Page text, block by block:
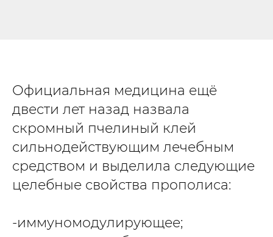
Официальная медицина ещё
двести лет назад назвала
скромный пчелиный клей
сильнодействующим лечебным
средством и выделила следующие
целебные свойства прополиса:
-иммуномодулирующее;